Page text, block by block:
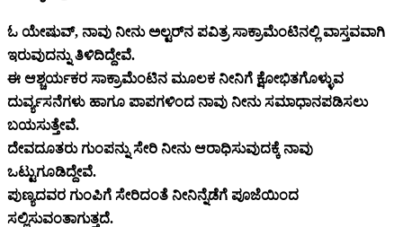
ಓ ಯೇಷುವ್, ನಾವು ನೀನು ಅಲ್ಟರ್‌ನ ಪವಿತ್ರ ಸಾಕ್ರಾಮೆಂಟಿನಲ್ಲಿ ವಾಸ್ತವವಾಗಿ
ಇರುವುದನ್ನು ತಿಳಿದಿದ್ದೇವೆ.
ಈ ಆಶ್ಚರ್ಯಕರ ಸಾಕ್ರಾಮೆಂಟಿನ ಮೂಲಕ ನೀನಿಗೆ ಕ್ಷೋಭಿತಗೊಳ್ಳುವ
ದುರ್ವ್ಯಸನೆಗಳು ಹಾಗೂ ಪಾಪಗಳಿಂದ ನಾವು ನೀನು ಸಮಾಧಾನಪಡಿಸಲು
ಬಯಸುತ್ತೇವೆ.
ದೇವದೂತರು ಗುಂಪನ್ನು ಸೇರಿ ನೀನು ಆರಾಧಿಸುವುದಕ್ಕೆ ನಾವು
ಒಟ್ಟುಗೂಡಿದ್ದೇವೆ.
ಪುಣ್ಯದವರ ಗುಂಪಿಗೆ ಸೇರಿದಂತೆ ನೀನಿನ್ನೆಡೆಗೆ ಪೂಜೆಯಿಂದ
ಸಲ್ಲಿಸುವಂತಾಗುತ್ತದೆ.